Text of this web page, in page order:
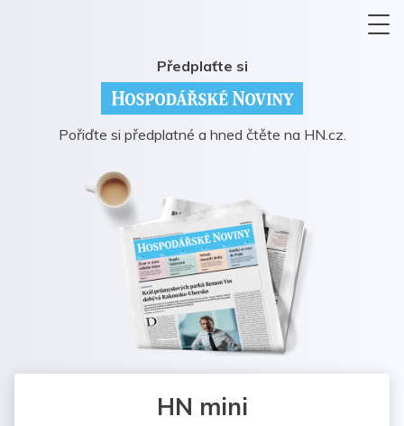
Předplaťte si
Pořiďte si předplatné a hned čtěte na HN.cz.
HN mini